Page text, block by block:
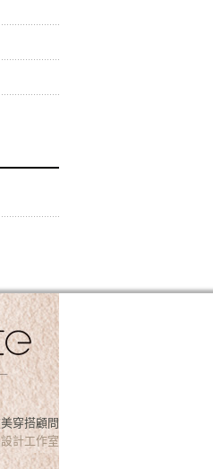
穿搭顧問
計工作室